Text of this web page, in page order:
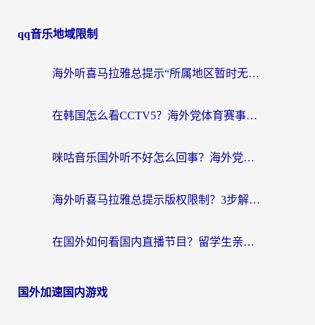
qq音乐地域限制
海外听喜马拉雅总提示“所属地区暂时无版权”？这个限制解除方法亲测有效！
在韩国怎么看CCTV5？海外党体育赛事+中文解说观看终极指南
咪咕音乐国外听不好怎么回事？海外党听歌自由的终极解决方案来了
海外听喜马拉雅总提示版权限制？3步解决+2个音乐平台问题全攻略
在国外如何看国内直播节目？留学生亲测有效的追剧加速指南
国外加速国内游戏